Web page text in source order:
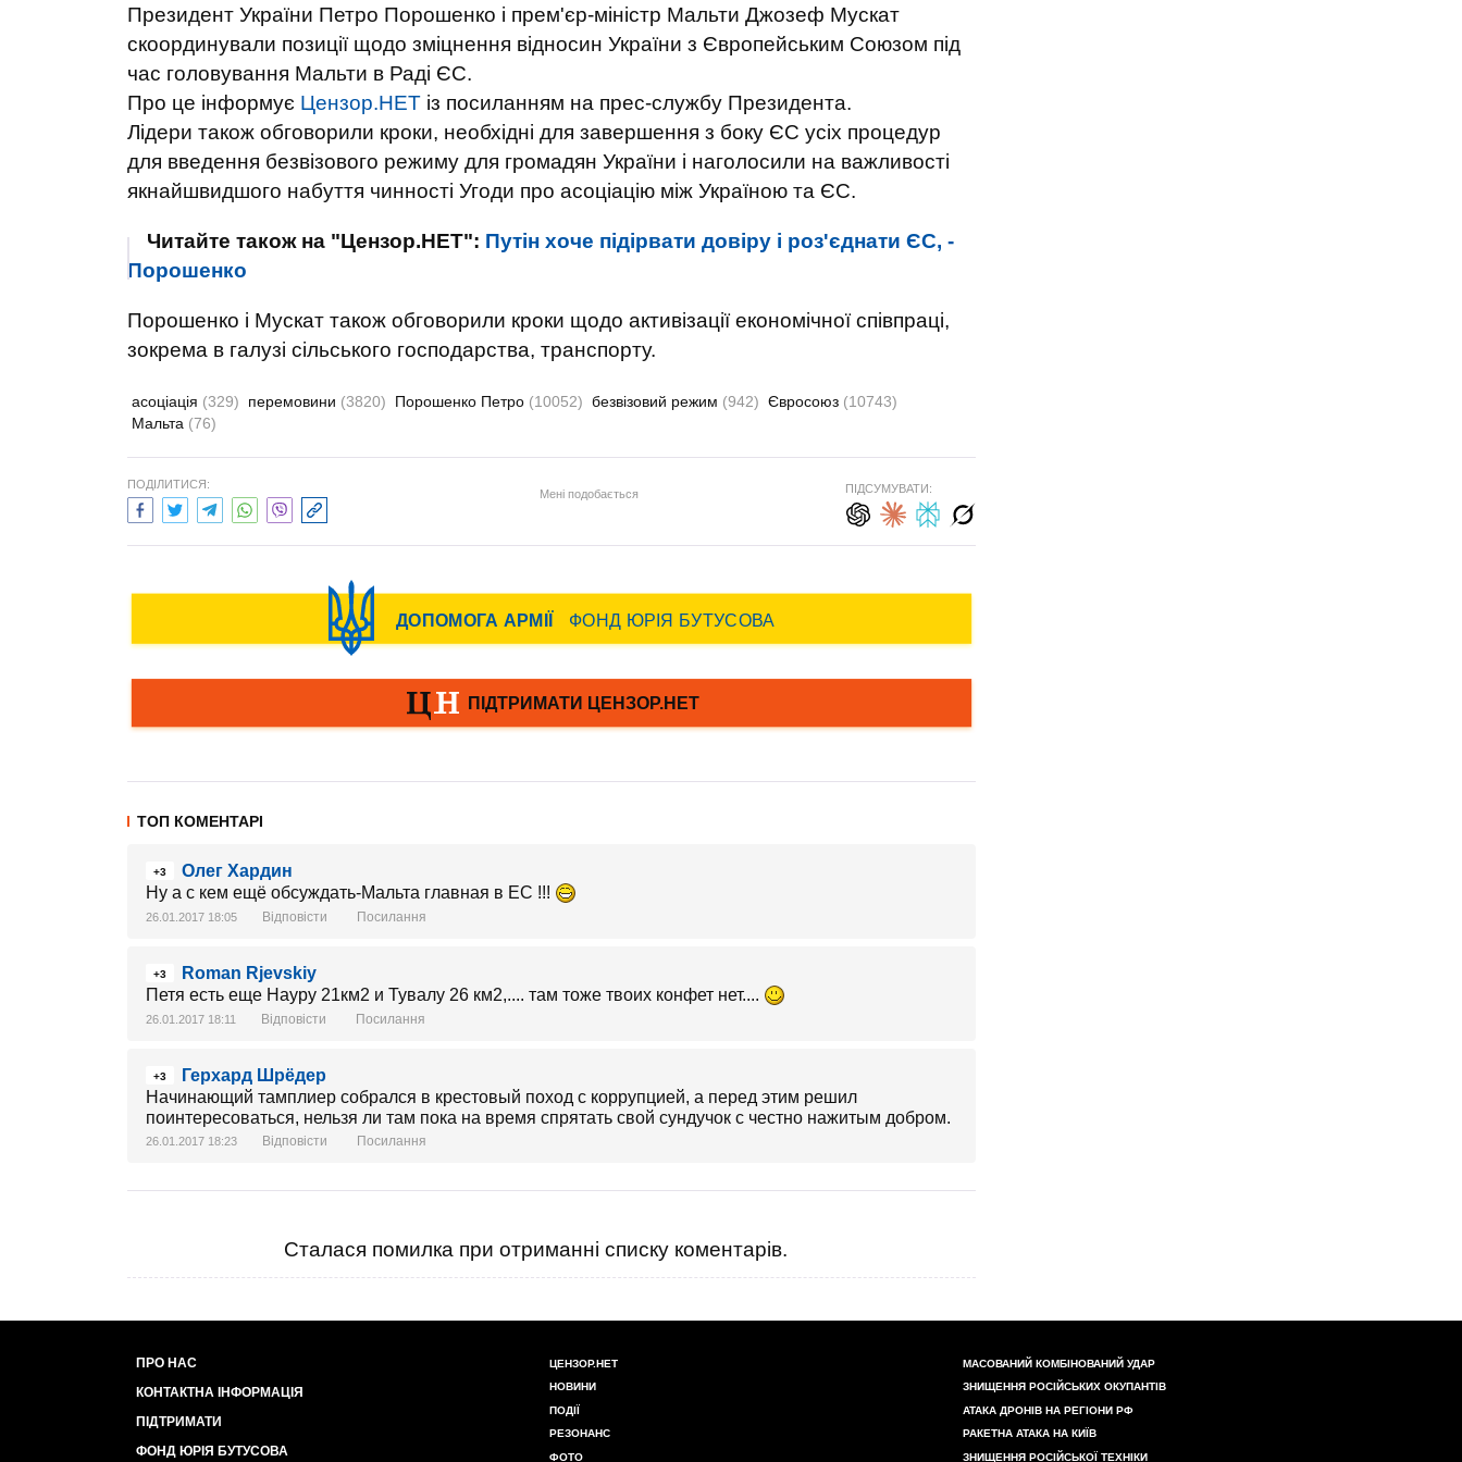
Президент України Петро Порошенко і прем'єр-міністр Мальти Джозеф Мускат
скоординували позиції щодо зміцнення відносин України з Європейським Союзом під
час головування Мальти в Раді ЄС.
Про це інформує Цензор.НЕТ із посиланням на прес-службу Президента.
Лідери також обговорили кроки, необхідні для завершення з боку ЄС усіх процедур
для введення безвізового режиму для громадян України і наголосили на важливості
якнайшвидшого набуття чинності Угоди про асоціацію між Україною та ЄС.
Читайте також на "Цензор.НЕТ": Путін хоче підірвати довіру і роз'єднати ЄС, -
Порошенко
Порошенко і Мускат також обговорили кроки щодо активізації економічної співпраці,
зокрема в галузі сільського господарства, транспорту.
асоціація (329) перемовини (3820) Порошенко Петро (10052) безвізовий режим (942) Євросоюз (10743)
Мальта (76)
ПОДІЛИТИСЯ:
Мені подобається ПІДСУМУВАТИ:
ТОП КОМЕНТАРІ
+3
Олег Хардин
Ну а с кем ещё обсуждать-Мальта главная в ЕС !!!
26.01.2017 18:05 Відповісти Посилання
+3
Roman Rjevskiy
Петя есть еще Науру 21км2 и Тувалу 26 км2,.... там тоже твоих конфет нет....
26.01.2017 18:11 Відповісти Посилання
+3
Герхард Шрёдер
Начинающий тамплиер собрался в крестовый поход с коррупцией, а перед этим решил
поинтересоваться, нельзя ли там пока на время спрятать свой сундучок с честно нажитым добром.
26.01.2017 18:23 Відповісти Посилання
Сталася помилка при отриманні списку коментарів.
ПРО НАС
КОНТАКТНА ІНФОРМАЦІЯ
ПІДТРИМАТИ
ФОНД ЮРІЯ БУТУСОВА
ЦЕНЗОР.НЕТ
НОВИНИ
ПОДІЇ
РЕЗОНАНС
ФОТО
МАСОВАНИЙ КОМБІНОВАНИЙ УДАР
ЗНИЩЕННЯ РОСІЙСЬКИХ ОКУПАНТІВ
АТАКА ДРОНІВ НА РЕГІОНИ РФ
РАКЕТНА АТАКА НА КИЇВ
ЗНИЩЕННЯ РОСІЙСЬКОЇ ТЕХНІКИ